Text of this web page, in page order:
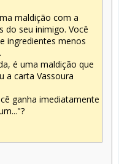
maldição com a
do seu inimigo. Você
ingredientes menos
é uma maldição que
a carta Vassoura
ganha imediatamente